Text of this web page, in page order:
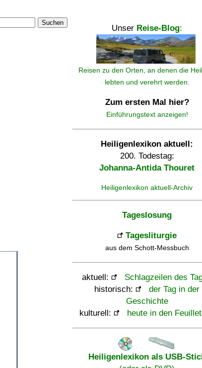
Suchen
Unser Reise-Blog:
Reisen zu den Orten, an denen die
lebten und verehrt werden.
Zum ersten Mal hier?
Einführungstext anzeigen!
Heiligenlexikon aktuell:
200. Todestag:
Johanna-Antida Thouret
Heiligenlexikon aktuell-Archiv
Tageslosung
Tagesliturgie
aus dem Schott-Messbuch
aktuell:
Schlagzeilen des
historisch:
der Tag in der
Geschichte
kulturell:
heute in den
Heiligenlexikon als USB-